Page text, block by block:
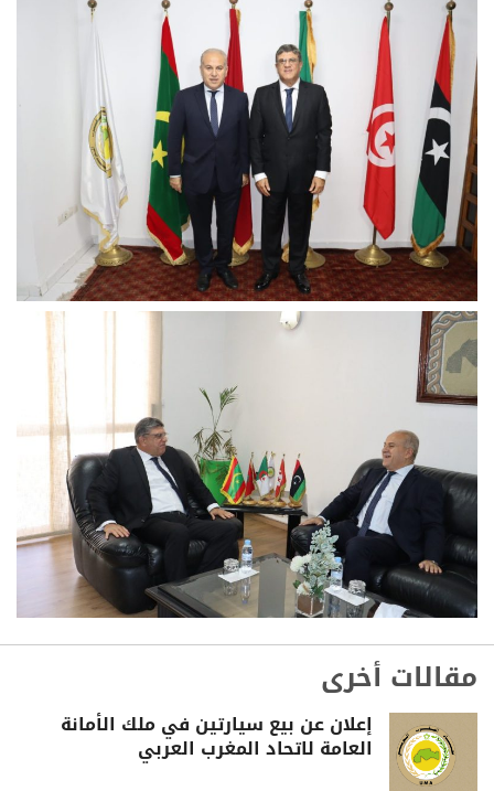
مقالات أخرى
إعلان عن بيع سيارتين في ملك الأمانة
العامة لاتحاد المغرب العربي